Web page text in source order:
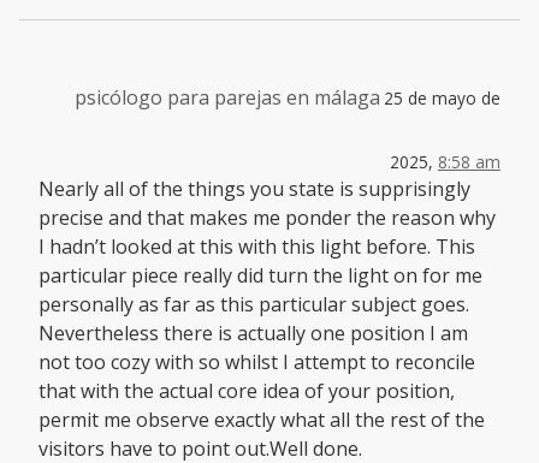
psicólogo para parejas en málaga 25 de mayo de
2025, 8:58 am
Nearly all of the things you state is supprisingly
precise and that makes me ponder the reason why
I hadn’t looked at this with this light before. This
particular piece really did turn the light on for me
personally as far as this particular subject goes.
Nevertheless there is actually one position I am
not too cozy with so whilst I attempt to reconcile
that with the actual core idea of your position,
permit me observe exactly what all the rest of the
visitors have to point out.Well done.